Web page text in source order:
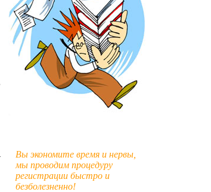
Вы экономите время и нервы,
мы проводим процедуру
регистрации быстро и
безболезненно!